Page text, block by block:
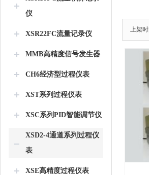
仪
XSR22FC流量记录仪
MMB高精度信号发生器
CH6经济型过程仪表
XST系列过程仪表
XSC系列PID智能调节仪
XSD2-4通道系列过程仪
表
XSE高精度过程仪表
上架时